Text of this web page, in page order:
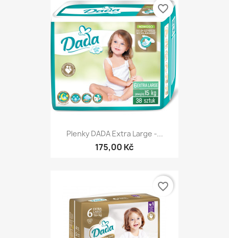
Plenky DADA Extra Large -...
175,00 Kč
favorite_border
favorite_border